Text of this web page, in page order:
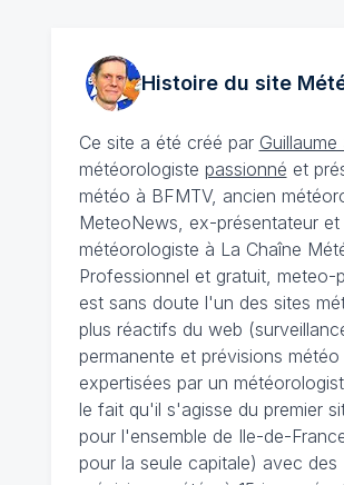
Histoire du site
Ce site a été créé par
météorologiste passionné et
météo à BFMTV, ancien
MeteoNews, ex-présentateur et
météorologiste à La Chaîne
Professionnel et gratuit, meteo-
est sans doute l'un des sites
plus réactifs du web
permanente et prévisions météo
expertisées par un
le fait qu'il s'agisse du premier
pour l'ensemble de Ile-de-
pour la seule capitale) avec des